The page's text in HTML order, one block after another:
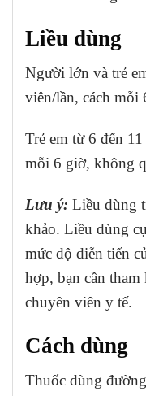
Liều dùng
Người lớn và trẻ
viên/lần, cách mỗi
Trẻ em từ 6 đến
mỗi 6 giờ, không
Lưu ý: Liều dùng
khảo. Liều dùng
mức độ diễn tiến
hợp, bạn cần
chuyên viên y tế.
Cách dùng
Thuốc dùng